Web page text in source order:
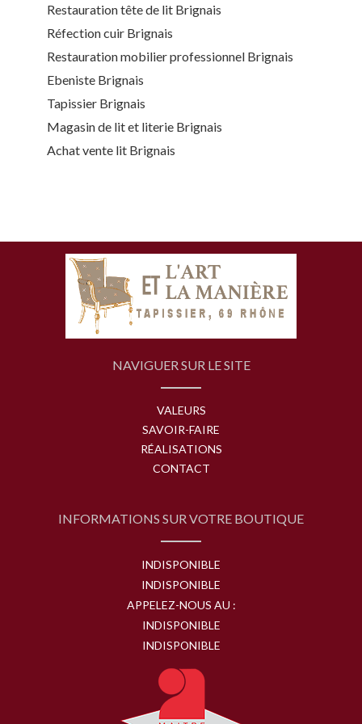
Restauration tête de lit Brignais
Réfection cuir Brignais
Restauration mobilier professionnel Brignais
Ebeniste Brignais
Tapissier Brignais
Magasin de lit et literie Brignais
Achat vente lit Brignais
NAVIGUER SUR LE SITE
VALEURS
SAVOIR-FAIRE
RÉALISATIONS
CONTACT
INFORMATIONS SUR VOTRE BOUTIQUE
INDISPONIBLE
INDISPONIBLE
APPELEZ-NOUS AU :
INDISPONIBLE
INDISPONIBLE